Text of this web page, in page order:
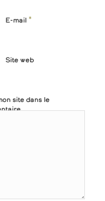
E-mail *
Site web
site dans le